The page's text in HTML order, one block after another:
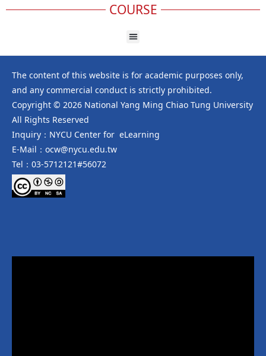
COURSE
The content of this website is for academic purposes only,
and any commercial conduct is strictly prohibited.
Copyright © 2026 National Yang Ming Chiao Tung University
All Rights Reserved
Inquiry：NYCU Center for eLearning
E-Mail：ocw@nycu.edu.tw
Tel：03-5712121#56072